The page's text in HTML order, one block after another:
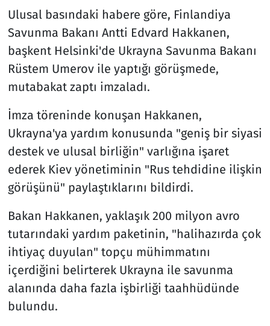
Ulusal basındaki habere göre, Finlandiya
Savunma Bakanı Antti Edvard Hakkanen,
başkent Helsinki'de Ukrayna Savunma Bakanı
Rüstem Umerov ile yaptığı görüşmede,
mutabakat zaptı imzaladı.
İmza töreninde konuşan Hakkanen,
Ukrayna'ya yardım konusunda "geniş bir siyasi
destek ve ulusal birliğin" varlığına işaret
ederek Kiev yönetiminin "Rus tehdidine ilişkin
görüşünü" paylaştıklarını bildirdi.
Bakan Hakkanen, yaklaşık 200 milyon avro
tutarındaki yardım paketinin, "halihazırda çok
ihtiyaç duyulan" topçu mühimmatını
içerdiğini belirterek Ukrayna ile savunma
alanında daha fazla işbirliği taahhüdünde
bulundu.
Spor
Teknoloji ve Bilim
Televizyon